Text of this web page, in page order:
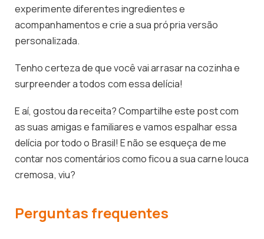
experimente diferentes ingredientes e
acompanhamentos e crie a sua própria versão
personalizada.
Tenho certeza de que você vai arrasar na cozinha e
surpreender a todos com essa delícia!
E aí, gostou da receita? Compartilhe este post com
as suas amigas e familiares e vamos espalhar essa
delícia por todo o Brasil! E não se esqueça de me
contar nos comentários como ficou a sua carne louca
cremosa, viu?
Perguntas frequentes